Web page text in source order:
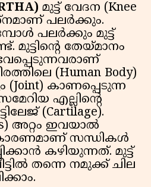
മുട്ട് വേദന (Knee
പലര്‍ക്കും.
പലര്‍ക്കും മുട്ട്
മുട്ടിന്റെ തേയ്മാനം
(Human Body)
(Joint) കാണപ്പെടുന്ന
എല്ലിന്റെ
(Cartilage).
അറ്റം ഇവയാൽ
സന്ധികൾ
കഴിയുന്നത്. മുട്ട്
തന്നെ നമുക്ക് ചില